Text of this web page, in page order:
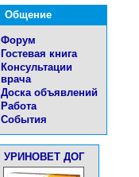
Общение
Форум
Гостевая книга
Консультации
врача
Доска объявлений
Работа
События
УРИНОВЕТ ДОГ